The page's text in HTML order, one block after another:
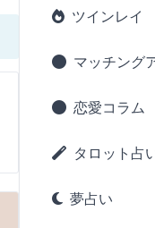
ツインレイ
マッチング
恋愛コラム
タロット占
夢占い